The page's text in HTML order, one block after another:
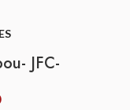
JFC-